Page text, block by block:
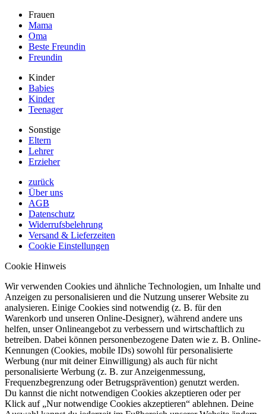
Frauen
Mama
Oma
Beste Freundin
Freundin
Kinder
Babies
Kinder
Teenager
Sonstige
Eltern
Lehrer
Erzieher
zurück
Über uns
AGB
Datenschutz
Widerrufsbelehrung
Versand & Lieferzeiten
Cookie Einstellungen
Cookie Hinweis
Wir verwenden Cookies und ähnliche Technologien, um Inhalte und
Anzeigen zu personalisieren und die Nutzung unserer Website zu
analysieren. Einige Cookies sind notwendig (z. B. für den
Warenkorb und unseren Online-Designer), während andere uns
helfen, unser Onlineangebot zu verbessern und wirtschaftlich zu
betreiben. Dabei können personenbezogene Daten wie z. B. Online-
Kennungen (Cookies, mobile IDs) sowohl für personalisierte
Werbung (nur mit deiner Einwilligung) als auch für nicht
personalisierte Werbung (z. B. zur Anzeigenmessung,
Frequenzbegrenzung oder Betrugsprävention) genutzt werden.
Du kannst die nicht notwendigen Cookies akzeptieren oder per
Klick auf „Nur notwendige Cookies akzeptieren“ ablehnen. Deine